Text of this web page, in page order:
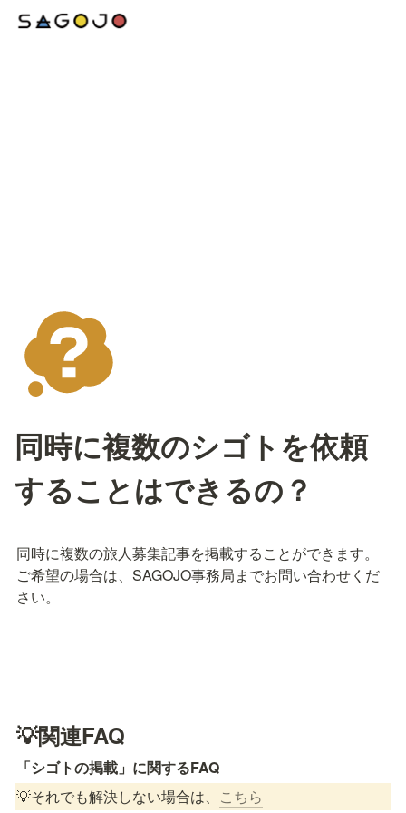
同時に複数のシゴトを依頼
することはできるの？
同時に複数の旅人募集記事を掲載することができます。
ご希望の場合は、SAGOJO事務局までお問い合わせくだ
さい。
💡関連FAQ
「シゴトの掲載」に関するFAQ
💡それでも解決しない場合は、 こちら